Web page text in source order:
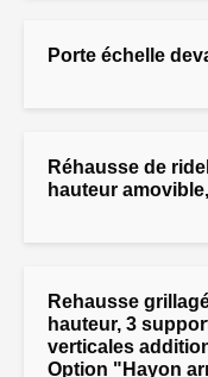
Porte échelle
Réhausse de
hauteur
Rehausse
hauteur, 3
verticales
Option "Hayon